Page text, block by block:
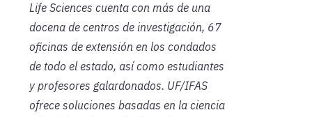
Life Sciences cuenta con más de una
docena de centros de investigación, 67
oficinas de extensión en los condados
de todo el estado, así como estudiantes
y profesores galardonados. UF/IFAS
ofrece soluciones basadas en la ciencia